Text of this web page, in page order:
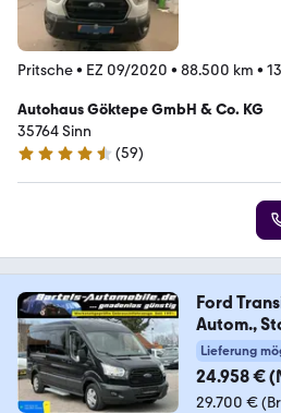
Pritsche• EZ 09/2020 • 88.500 km •
Autohaus Göktepe GmbH & Co. KG
35764 Sinn
4.3 Sterne
(59)
Ford
Autom.,
Lieferung
24.958 €
29.700 €